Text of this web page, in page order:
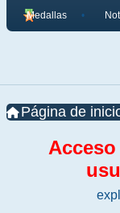
Medallas
Página de